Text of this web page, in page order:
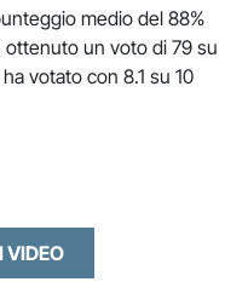
medio del 88%
ottenuto un voto di 79 su
votato con 8.1 su 10
VIDEO